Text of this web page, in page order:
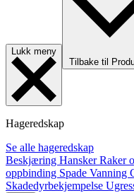
Lukk meny
Tilbake til
Hageredskap
Se alle hageredskap
Beskjæring HanskerRaker
oppbinding Spade Vanning
Skadedyrbekjempelse